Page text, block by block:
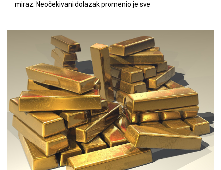
miraz: Neočekivani dolazak promenio je sve